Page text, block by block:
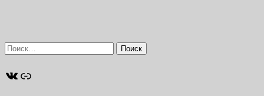
Найти:
ВКонтакте
Ссылка